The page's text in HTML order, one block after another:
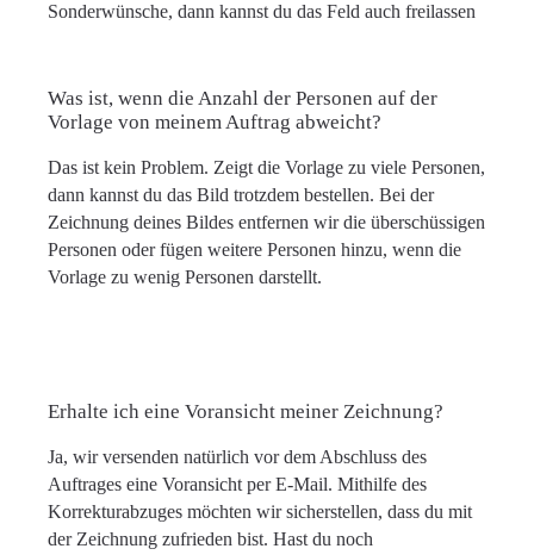
Sonderwünsche, dann kannst du das Feld auch freilassen
Was ist, wenn die Anzahl der Personen auf der
Vorlage von meinem Auftrag abweicht?
Das ist kein Problem. Zeigt die Vorlage zu viele Personen,
dann kannst du das Bild trotzdem bestellen. Bei der
Zeichnung deines Bildes entfernen wir die überschüssigen
Personen oder fügen weitere Personen hinzu, wenn die
Vorlage zu wenig Personen darstellt.
Erhalte ich eine Voransicht meiner Zeichnung?
Ja, wir versenden natürlich vor dem Abschluss des
Auftrages eine Voransicht per E-Mail. Mithilfe des
Korrekturabzuges möchten wir sicherstellen, dass du mit
der Zeichnung zufrieden bist. Hast du noch